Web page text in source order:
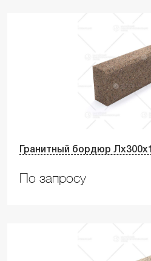
Гранитный бордюр
По запросу